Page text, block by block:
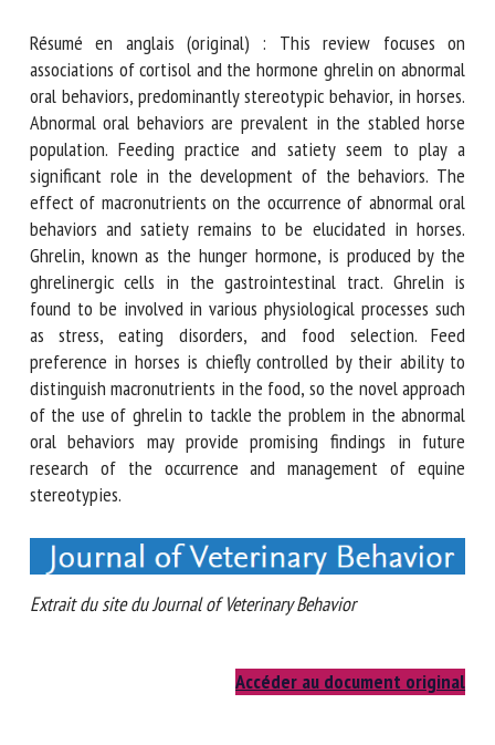
Résumé en anglais (original) : This review focuses on
associations of cortisol and the hormone ghrelin on
abnormal oral behaviors, predominantly stereotypic
behavior, in horses. Abnormal oral behaviors are prevalent
in the stabled horse population. Feeding practice and
satiety seem to play a significant role in the development
of the behaviors. The effect of macronutrients on the
occurrence of abnormal oral behaviors and satiety remains
to be elucidated in horses. Ghrelin, known as the hunger
hormone, is produced by the ghrelinergic cells in the
gastrointestinal tract. Ghrelin is found to be involved in
various physiological processes such as stress, eating
disorders, and food selection. Feed preference in horses is
chiefly controlled by their ability to distinguish
macronutrients in the food, so the novel approach of the
use of ghrelin to tackle the problem in the abnormal oral
behaviors may provide promising findings in future research
of the occurrence and management of equine stereotypies.
Extrait du site du Journal of Veterinary Behavior
Accéder au document original